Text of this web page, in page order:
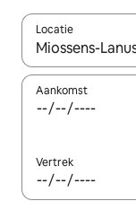
Locatie
Wanneer er
Aankomst
Vertrek